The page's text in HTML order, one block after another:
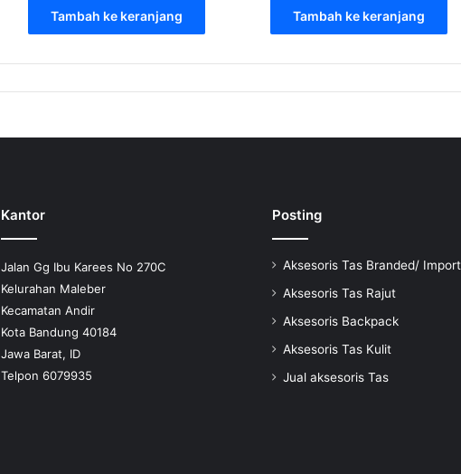
Tambah ke keranjang Tambah ke keranjang
Kantor
Jalan Gg Ibu Karees No 270C
Kelurahan Maleber
Kecamatan Andir
Kota Bandung 40184
Jawa Barat, ID
Telpon 6079935
Posting
Aksesoris Tas Branded/ Import
Aksesoris Tas Rajut
Aksesoris Backpack
Aksesoris Tas Kulit
Jual aksesoris Tas